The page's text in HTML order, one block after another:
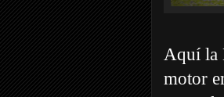
Aquí la
motor